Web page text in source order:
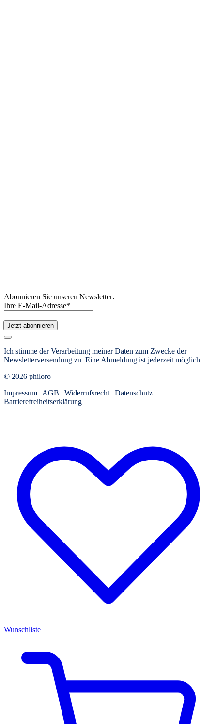
Abonnieren Sie unseren Newsletter:
Ihre E-Mail-Adresse*
Jetzt abonnieren
Ich stimme der Verarbeitung meiner Daten zum Zwecke der
Newsletterversendung zu. Eine Abmeldung ist jederzeit möglich.
© 2026 philoro
Impressum | AGB | Widerrufsrecht | Datenschutz |
Barrierefreiheitserklärung
Wunschliste